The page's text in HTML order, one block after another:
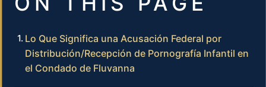
Lo Que Significa una Acusación Federal por
Distribución/Recepción de Pornografía Infantil en
el Condado de Fluvanna